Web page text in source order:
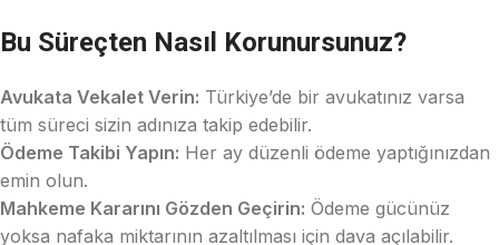
Bu Süreçten Nasıl Korunursunuz?
Avukata Vekalet Verin: Türkiye’de bir avukatınız varsa
tüm süreci sizin adınıza takip edebilir.
Ödeme Takibi Yapın: Her ay düzenli ödeme yaptığınızdan
emin olun.
Mahkeme Kararını Gözden Geçirin: Ödeme gücünüz
yoksa nafaka miktarının azaltılması için dava açılabilir.